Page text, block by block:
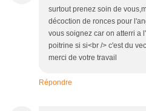
surtout prenez soin de
décoction de ronces pour
vous soignez car on atterri a
poitrine si si<br /> c'est du
merci de votre travail
Répondre